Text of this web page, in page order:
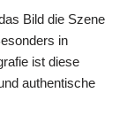
Bild die Szene
in
ist diese
authentische